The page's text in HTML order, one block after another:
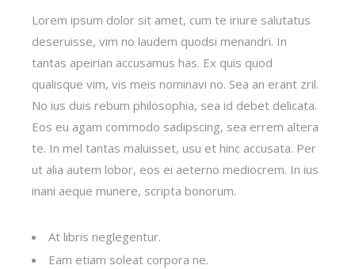
Lorem ipsum dolor sit amet, cum te iriure salutatus
deseruisse, vim no laudem quodsi menandri. In
tantas apeirian accusamus has. Ex quis quod
qualisque vim, vis meis nominavi no. Sea an erant zril.
No ius duis rebum philosophia, sea id debet delicata.
Eos eu agam commodo sadipscing, sea errem altera
te. In mel tantas maluisset, usu et hinc accusata. Per
ut alia autem lobor, eos ei aeterno mediocrem. In ius
inani aeque munere, scripta bonorum.
At libris neglegentur.
Eam etiam soleat corpora ne.